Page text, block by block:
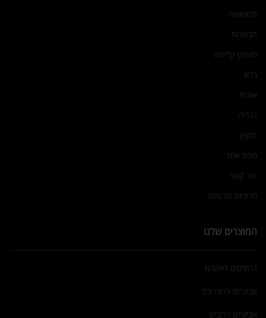
תחמושת
הכשרות
מועדון קליעה
בלוג
אודות
גלריה
תקנון
מפת אתר
צור קשר
מדיניות פרטיות
המוצרים שלנו
נרתיקים לאקדח
אביזרים לרובי ציד
אביזרים לרובים